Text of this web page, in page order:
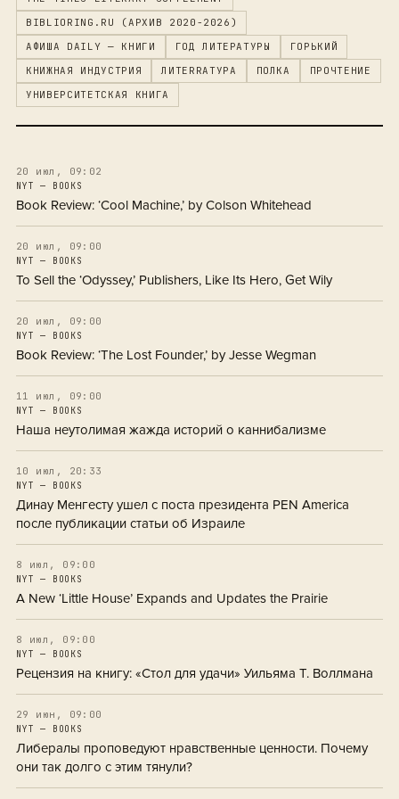
BIBLIORING.RU (АРХИВ 2020-2026)
АФИША DAILY — КНИГИ
ГОД ЛИТЕРАТУРЫ
ГОРЬКИЙ
КНИЖНАЯ ИНДУСТРИЯ
ЛИTERRAТУРА ПОЛКА
ПРОЧТЕНИЕ
УНИВЕРСИТЕТСКАЯ КНИГА
20 июл, 09:02
NYT — BOOKS
Book Review: ‘Cool Machine,’ by Colson Whitehead
20 июл, 09:00
NYT — BOOKS
To Sell the ‘Odyssey,’ Publishers, Like Its Hero, Get Wily
20 июл, 09:00
NYT — BOOKS
Book Review: ‘The Lost Founder,’ by Jesse Wegman
11 июл, 09:00
NYT — BOOKS
Наша неутолимая жажда историй о каннибализме
10 июл, 20:33
NYT — BOOKS
Динау Менгесту ушел с поста президента PEN America
после публикации статьи об Израиле
8 июл, 09:00
NYT — BOOKS
A New ‘Little House’ Expands and Updates the Prairie
8 июл, 09:00
NYT — BOOKS
Рецензия на книгу: «Стол для удачи» Уильяма Т. Воллмана
29 июн, 09:00
NYT — BOOKS
Либералы проповедуют нравственные ценности. Почему
они так долго с этим тянули?